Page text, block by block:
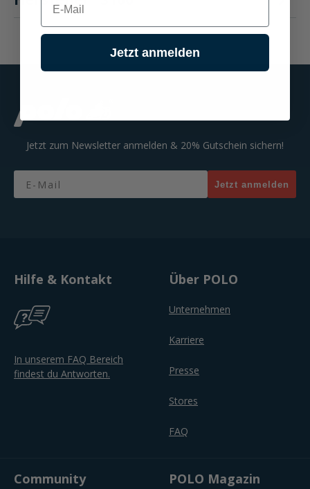
Jetzt zum Newsletter anmelden & 20% Gutschein sichern!
Email
Jetzt anmelden
Hilfe & Kontakt
In unserem FAQ Bereich
findest du Antworten.
Über POLO
Unternehmen
Karriere
Presse
Stores
FAQ
Community POLO Magazin
Jetzt anmelden